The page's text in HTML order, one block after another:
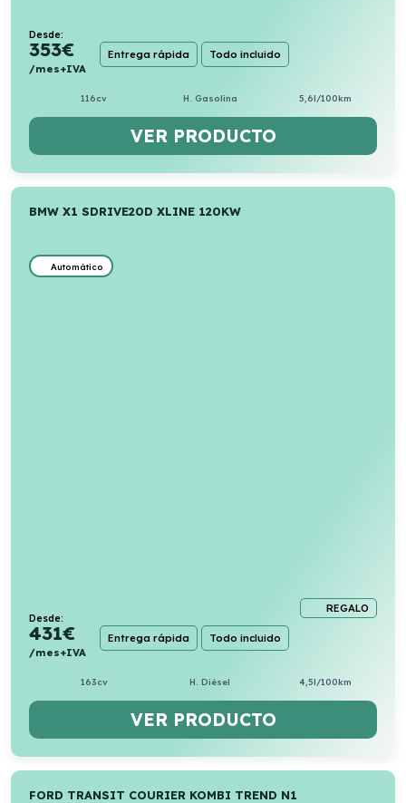
Desde:
353€
/mes+IVA
Entrega rápida Todo incluido
116cv H. Gasolina 5,6l/100km
VER PRODUCTO
BMW X1 SDRIVE20D XLINE 120KW
Automático
REGALO
Desde:
431€
/mes+IVA
Entrega rápida Todo incluido
163cv H. Diésel 4,5l/100km
VER PRODUCTO
FORD TRANSIT COURIER KOMBI TREND N1